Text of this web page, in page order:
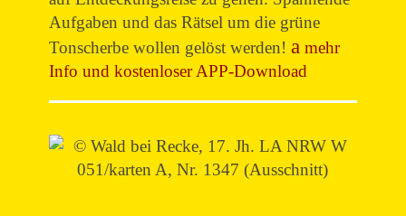
Aufgaben und das Rätsel um die grüne
Tonscherbe wollen gelöst werden!
mehr
Info und kostenloser APP-Download